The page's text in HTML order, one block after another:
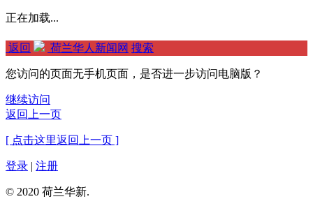
正在加载...
返回 荷兰华人新闻网 搜索
您访问的页面无手机页面，是否进一步访问电脑版？
继续访问
返回上一页
[ 点击这里返回上一页 ]
登录 | 注册
© 2020 荷兰华新.